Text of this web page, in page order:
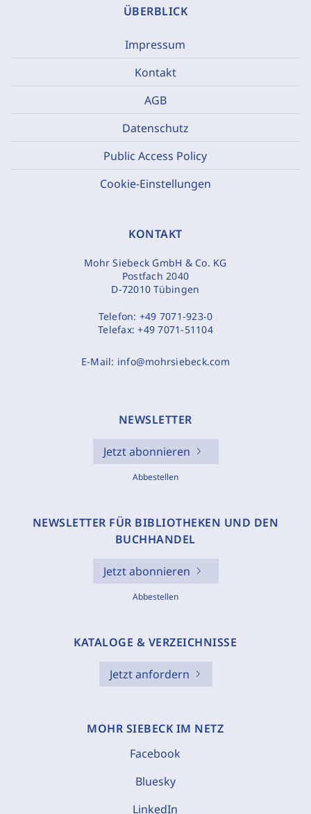
ÜBERBLICK
Impressum
Kontakt
AGB
Datenschutz
Public Access Policy
Cookie-Einstellungen
KONTAKT
Mohr Siebeck GmbH & Co. KG
Postfach 2040
D-72010 Tübingen
Telefon: +49 7071-923-0
Telefax:+49 7071-51104
E-Mail: info@mohrsiebeck.com
NEWSLETTER
Jetzt abonnieren
Abbestellen
NEWSLETTER FÜR BIBLIOTHEKEN UND DEN
BUCHHANDEL
Jetzt abonnieren
Abbestellen
KATALOGE & VERZEICHNISSE
Jetzt anfordern
MOHR SIEBECK IM NETZ
Facebook
Bluesky
LinkedIn